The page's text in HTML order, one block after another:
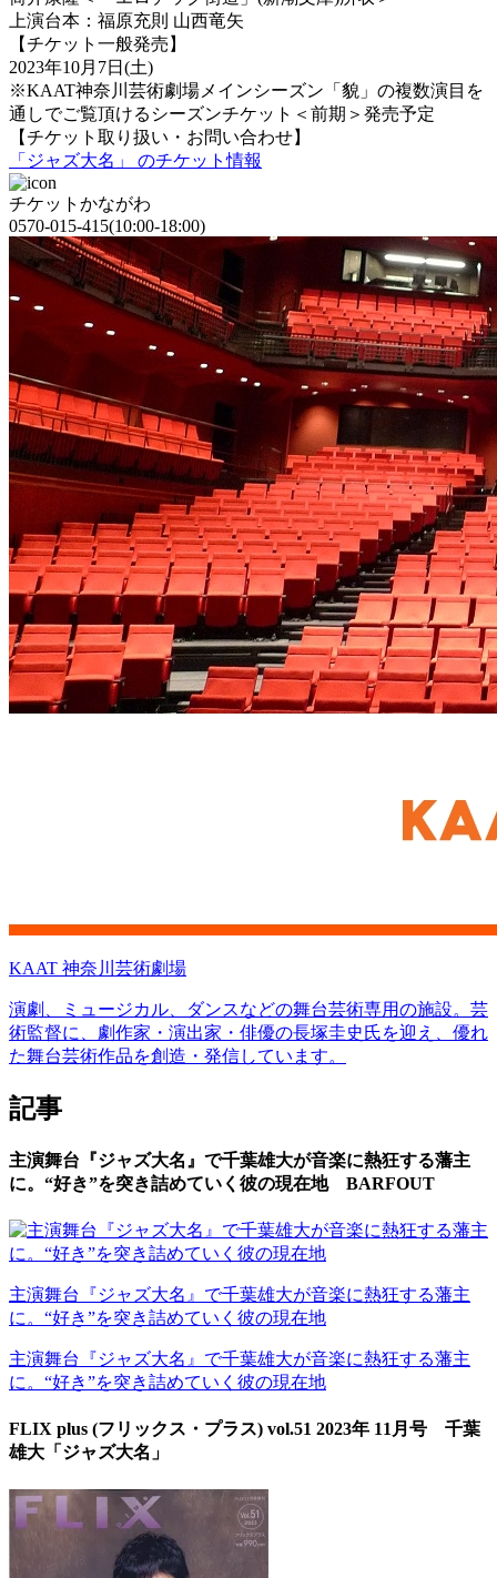
上演台本：福原充則 山西竜矢
【チケット一般発売】
2023年10月7日(土)
※KAAT神奈川芸術劇場メインシーズン「貌」の複数演目を
通しでご覧頂けるシーズンチケット＜前期＞発売予定
【チケット取り扱い・お問い合わせ】
「ジャズ大名」 のチケット情報
チケットかながわ
0570-015-415(10:00-18:00)
KAAT 神奈川芸術劇場
演劇、ミュージカル、ダンスなどの舞台芸術専用の施設。芸
術監督に、劇作家・演出家・俳優の長塚圭史氏を迎え、優れ
た舞台芸術作品を創造・発信しています。
記事
主演舞台『ジャズ大名』で千葉雄大が音楽に熱狂する藩主
に。“好き”を突き詰めていく彼の現在地 BARFOUT
主演舞台『ジャズ大名』で千葉雄大が音楽に熱狂する藩主
に。“好き”を突き詰めていく彼の現在地
主演舞台『ジャズ大名』で千葉雄大が音楽に熱狂する藩主
に。“好き”を突き詰めていく彼の現在地
FLIX plus (フリックス・プラス) vol.51 2023年 11月号 千葉
雄大「ジャズ大名」